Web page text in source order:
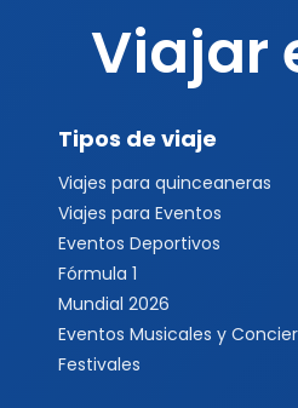
Viajar
Tipos de viaje
Viajes para quinceaneras
Viajes para Eventos
Eventos Deportivos
Fórmula 1
Mundial 2026
Eventos Musicales y
Festivales